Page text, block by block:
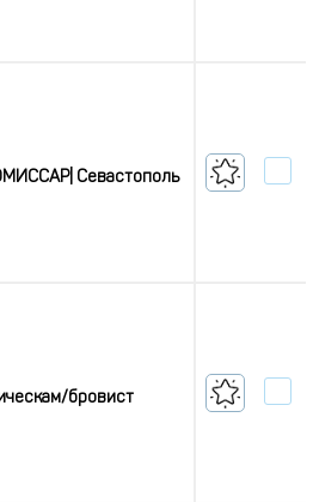
Севастополь
бровист